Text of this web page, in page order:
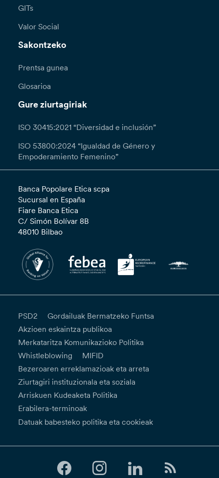
GITs
Valor Social
Sakontzeko
Prentsa gunea
Glosarioa
Gure ziurtagiriak
ISO 30415:2021 “Diversidad e inclusión”
ISO 53800:2024 “Igualdad de Género y
Empoderamiento Femenino”
Banca Popolare Etica scpa
Sucursal en España
Fiare Banca Etica
C/ Simón Bolívar 8B
48010 Bilbao
PSD2
Gordailuak Bermatzeko Funtsa
Akzioen eskaintza publikoa
Merkataritza Komunikazioko Politika
Whistleblowing
MIFID
Bezeroaren erreklamazioak eta arreta
Ziurtagiri instituzionala eta soziala
Arriskuen Kudeaketa Politika
Erabilera-terminoak
Datuak babesteko politika eta cookieak